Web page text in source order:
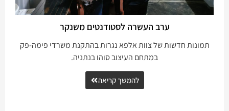
ערב העשרה לסטודנטים משנקר
תמונות חדשות של צוות אלפא נגרות בהתקנת משרדי פימה-פק
במתחם העיצוב סוהו בנתניה.
להמשך קריאה